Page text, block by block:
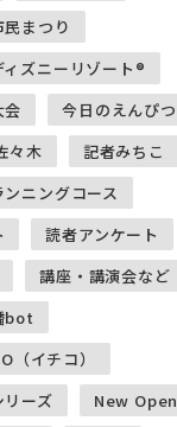
民まつり
ィズニーリゾート®
会
今日のえんぴつ
々木
記者みちこ
ンニングコース
読者アンケート
講座・講演会など
bot
（イチコ）
リーズ
New Open